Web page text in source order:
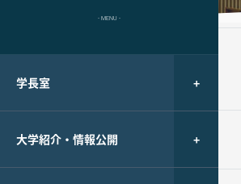
- MENU -
学長室
大学紹介・情報公開